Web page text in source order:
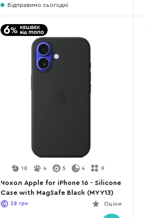
Відправимо сьогодні
10 4 5 4 9
Чохол Apple for iPhone 16 - Silicone
Case with MagSafe Black (MYY13)
Оціни
28 грн